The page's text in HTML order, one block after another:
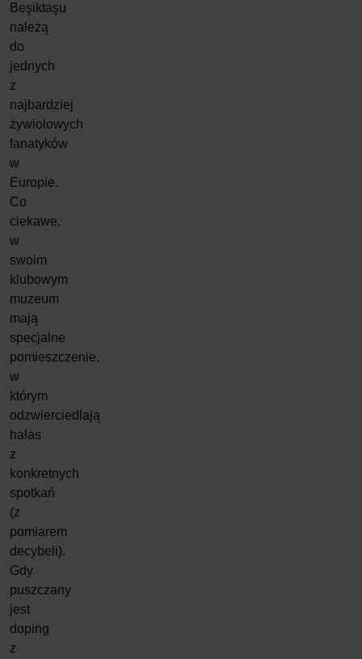
Beşiktaşu
należą
do
jednych
z
najbardziej
żywiołowych
fanatyków
w
Europie.
Co
ciekawe,
w
swoim
klubowym
muzeum
mają
specjalne
pomieszczenie,
w
którym
odzwierciedlają
hałas
z
konkretnych
spotkań
(z
pomiarem
decybeli).
Gdy
puszczany
jest
doping
z